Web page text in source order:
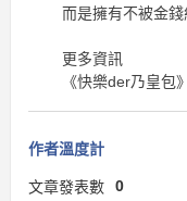
而是擁有不被金錢
更多資訊
《快樂der乃皇包》
作者溫度計
文章發表數 0